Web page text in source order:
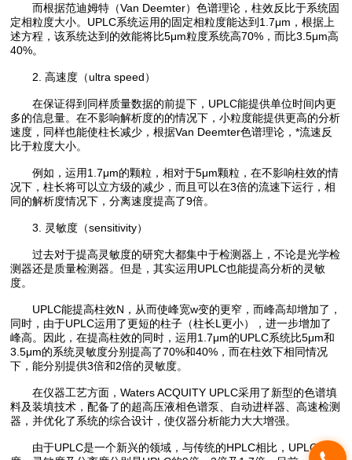
而根据范迪姆特（Van Deemter）色谱理论，柱效反比于系统固
定相粒度大小。UPLC系统运用的固定相粒度能达到1.7μm，根据上
述方程，该系统达到的效能将比5μm粒度系统高70%，而比3.5μm高
40%。
2. 高速度（ultra speed）
在保证得到同样质量数据的前提下，UPLC能提供单位时间内更
多的信息量。在不影响解析度的的情况下，小粒度能提供更高的分析
速度，同样也能使柱长减少，根据Van Deemter色谱理论，*流速反
比于粒度大小。
例如，运用1.7μm的颗粒，相对于5μm颗粒，在不影响柱效的情
况下，柱长将可以立方级的减少，而且可以在3倍的流速下运行，相
同的解析度情况下，分离速度提高了9倍。
3. 灵敏度（sensitivity）
过去对于提高灵敏度的研究大都集中于检测器上，不论是光学检
测器还是质量检测器。但是，其实运用UPLC也能提高分析的灵敏
度。
UPLC能提高柱效N，从而使峰宽w变的更窄，而峰高却增加了，
同时，由于UPLC运用了更短的柱子（柱长L更小），进一步增加了
峰高。因此，在提高柱效的同时，运用1.7μm的UPLC系统比5μm和
3.5μm的系统灵敏度分别提高了70%和40%，而在柱效下相同情况
下，能分别提供3倍和2倍的灵敏度。
在仪器工艺方面，Waters ACQUITY UPLC采用了新型的色谱填
料及装填技术，配备了的超高压液相色谱泵、自动进样器、高速检测
器，并优化了系统的综合设计，使仪器分析能力大大增强。
由于UPLC是一个新兴的领域，与传统的HPLC相比，UPLC的速